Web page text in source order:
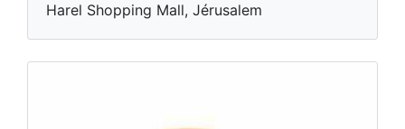
Harel Shopping Mall, Jérusalem